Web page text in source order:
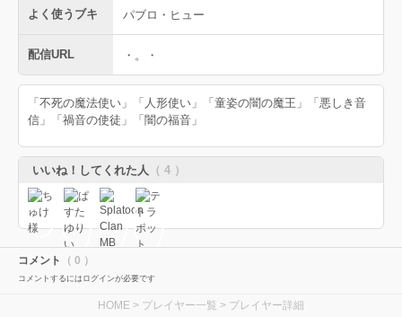
よく使うブキ パブロ・ヒュー
配信URL ・。・
「不死の魔法使い」「人形使い」「童姿の闇の魔王」「悪しき音
信」「禍音の使徒」「闇の福音」
いいね！してくれた人 （ 4 ）
コメント （ 0 ）
コメントするにはログインが必要です
HOME > プレイヤー一覧 > プレイヤー詳細